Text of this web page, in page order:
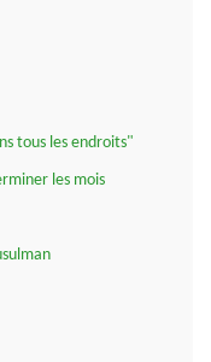
tous les endroits"
les mois